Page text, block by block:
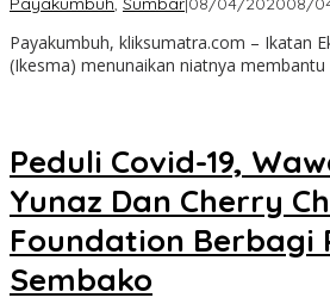
Payakumbuh, kliksumatra.com – Ikatan
(Ikesma) menunaikan niatnya membantu
Peduli Covid-19,
Yunaz Dan Cherry
Foundation Berbagi
Sembako